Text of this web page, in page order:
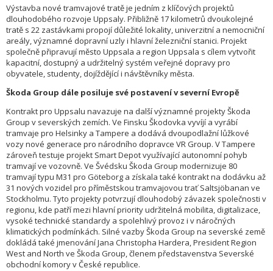
Výstavba nové tramvajové tratě je jedním z klíčových projektů
dlouhodobého rozvoje Uppsaly. Přibližně 17 kilometrů dvoukolejné
tratě s 22 zastávkami propojí důležité lokality, univerzitní a nemocniční
areály, významné dopravní uzly i hlavní železniční stanici. Projekt
společně připravují město Uppsala a region Uppsala s cílem vytvořit
kapacitní, dostupný a udržitelný systém veřejné dopravy pro
obyvatele, studenty, dojíždějící i návštěvníky města.
Škoda Group dále posiluje své postavení v severní Evropě
Kontrakt pro Uppsalu navazuje na další významné projekty Škoda
Group v severských zemích. Ve Finsku Škodovka vyvíjí a vyrábí
tramvaje pro Helsinky a Tampere a dodává dvoupodlažní lůžkové
vozy nové generace pro národního dopravce VR Group. V Tampere
zároveň testuje projekt Smart Depot využívající autonomní pohyb
tramvají ve vozovně. Ve Švédsku Škoda Group modernizuje 80
tramvají typu M31 pro Göteborg a získala také kontrakt na dodávku až
31 nových vozidel pro příměstskou tramvajovou trať Saltsjöbanan ve
Stockholmu. Tyto projekty potvrzují dlouhodobý závazek společnosti v
regionu, kde patří mezi hlavní priority udržitelná mobilita, digitalizace,
vysoké technické standardy a spolehlivý provoz i v náročných
klimatických podmínkách. Silné vazby Škoda Group na severské země
dokládá také jmenování Jana Christopha Hardera, President Region
West and North ve Škoda Group, členem představenstva Severské
obchodní komory v České republice.